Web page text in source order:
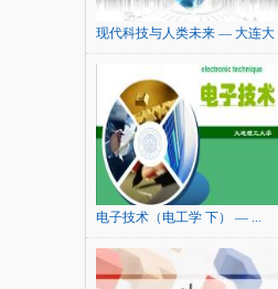
现代科技与人类未来 — 大连大
学
电子技术（电工学 下） — ...